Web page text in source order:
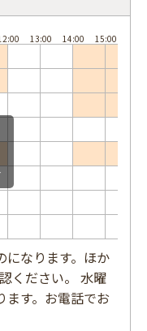
なります。ほか
ください。 水曜
ます。お電話でお